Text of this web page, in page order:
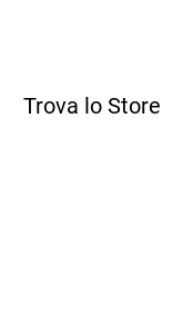
Trova lo Store